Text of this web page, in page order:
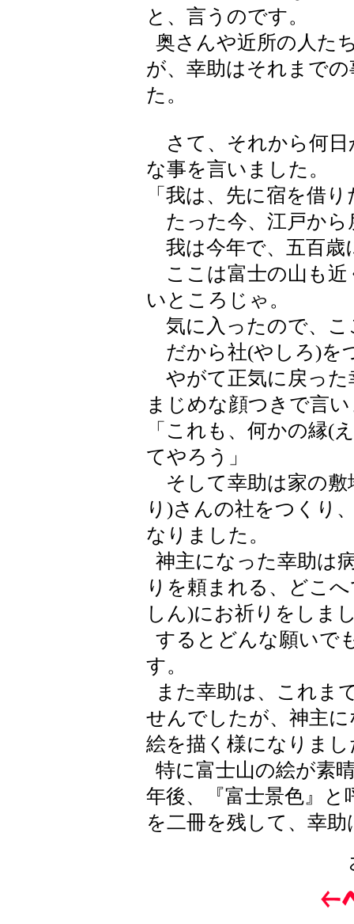
と、言うのです。
奥さんや近所の人た
が、幸助はそれまで
た。
さて、それから何日
な事を言いました。
「我は、先に宿を借
たった今、江戸から
我は今年で、五百歳
ここは富士の山も近
いところじゃ。
気に入ったので、こ
だから社(やしろ)を
やがて正気に戻った
まじめな顔つきで言
「これも、何かの縁(
てやろう」
そして幸助は家の敷
り)さんの社をつくり
なりました。
神主になった幸助は
りを頼まれる、どこ
しん)にお祈りをしま
するとどんな願いで
す。
また幸助は、これま
せんでしたが、神主
絵を描く様になりまし
特に富士山の絵が素
年後、『富士景色』
を二冊を残して、幸